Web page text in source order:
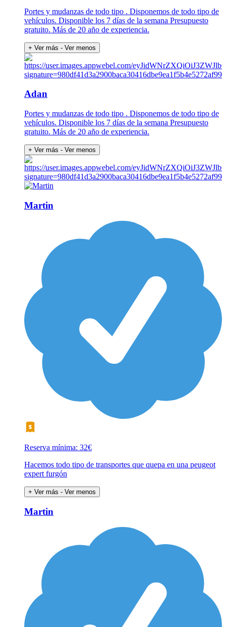
Portes y mudanzas de todo tipo . Disponemos de todo tipo de
vehículos. Disponible los 7 días de la semana Presupuesto
gratuito. Más de 20 año de experiencia.
+ Ver más - Ver menos
Adan
Portes y mudanzas de todo tipo . Disponemos de todo tipo de
vehículos. Disponible los 7 días de la semana Presupuesto
gratuito. Más de 20 año de experiencia.
+ Ver más - Ver menos
Martin
Reserva mínima: 32€
Hacemos todo tipo de transportes que quepa en una peugeot
expert furgón
+ Ver más - Ver menos
Martin